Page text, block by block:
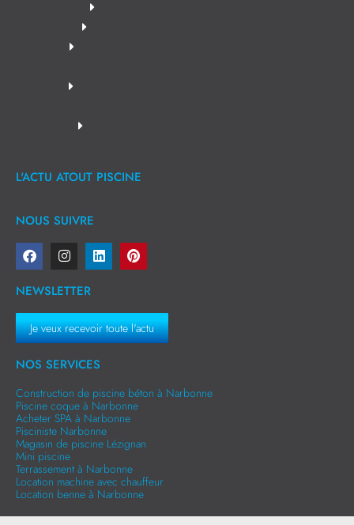
L'ACTU ATOUT PISCINE
NOUS SUIVRE
NEWSLETTER
Je veux recevoir toute l'actu
NOS SERVICES
Construction de piscine béton à Narbonne
Piscine coque à Narbonne
Acheter SPA à Narbonne
Pisciniste Narbonne
Magasin de piscine Lézignan
Mini piscine
Terrassement à Narbonne
Location machine avec chauffeur
Location benne à Narbonne